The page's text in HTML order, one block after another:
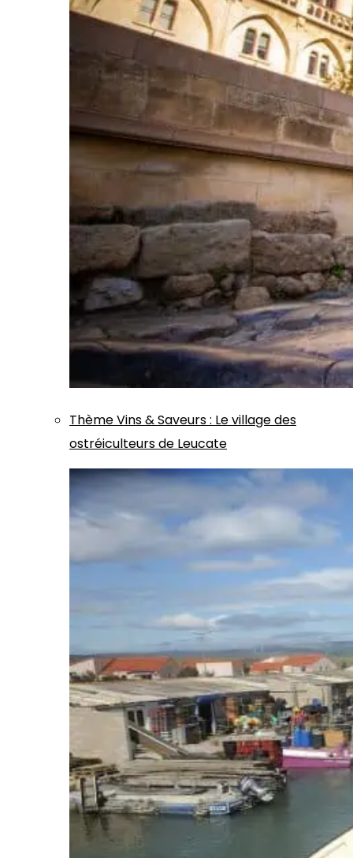
ThèmeVins & Saveurs: Le village des
ostréiculteurs de Leucate